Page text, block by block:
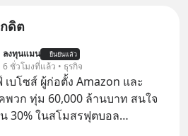
ดิต
ลงทุนแมน ยืนยันแล้ว
6 ชั่วโมงที่แล้ว • ธุรกิจ
เบโซส์ ผู้ก่อตั้ง Amazon และ
พวก ทุ่ม 60,000 ล้านบาท สนใจ
30% ในสโมสรฟุตบอล